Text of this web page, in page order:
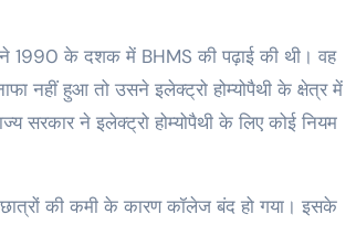
1990 के दशक में ‌BHMS की पढ़ाई की थी। वह
नहीं हुआ तो उसने इलेक्ट्रो होम्योपैथी के क्षेत्र में
सरकार ने इलेक्ट्रो होम्योपैथी के लिए कोई नियम
की कमी के कारण कॉलेज बंद हो गया। इसके